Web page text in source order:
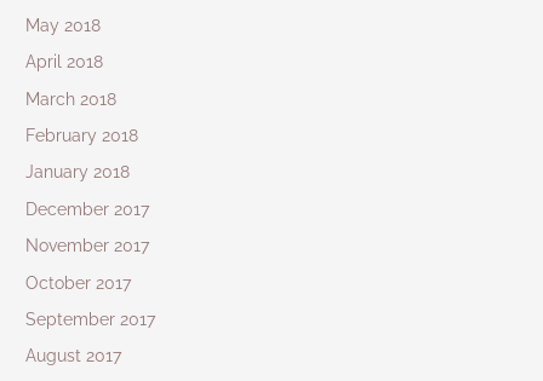
May 2018
April 2018
March 2018
February 2018
January 2018
December 2017
November 2017
October 2017
September 2017
August 2017